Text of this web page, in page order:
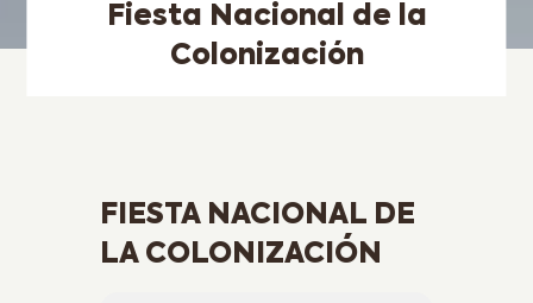
Fiesta Nacional de la
Colonización
FIESTA NACIONAL DE
LA COLONIZACIÓN